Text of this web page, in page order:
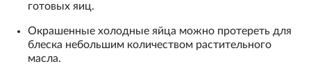
готовых яиц.
Окрашенные холодные яйца можно протереть для
блеска небольшим количеством растительного
масла.